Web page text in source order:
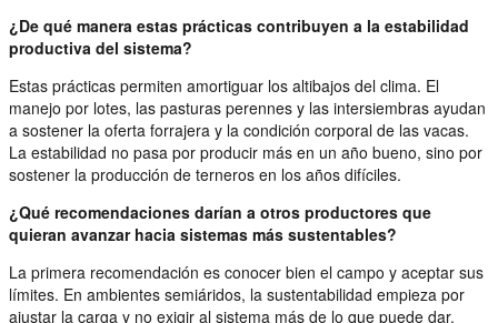
¿De qué manera estas prácticas contribuyen a la estabilidad
productiva del sistema?
Estas prácticas permiten amortiguar los altibajos del clima. El
manejo por lotes, las pasturas perennes y las intersiembras ayudan
a sostener la oferta forrajera y la condición corporal de las vacas.
La estabilidad no pasa por producir más en un año bueno, sino por
sostener la producción de terneros en los años difíciles.
¿Qué recomendaciones darían a otros productores que
quieran avanzar hacia sistemas más sustentables?
La primera recomendación es conocer bien el campo y aceptar sus
límites. En ambientes semiáridos, la sustentabilidad empieza por
ajustar la carga y no exigir al sistema más de lo que puede dar.